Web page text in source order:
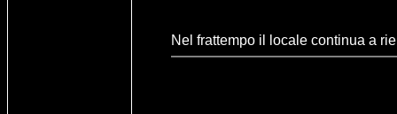
Nel frattempo il locale continua a